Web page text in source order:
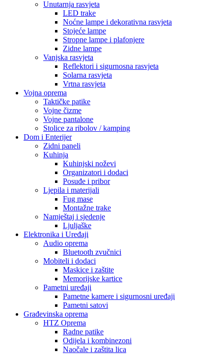
Unutarnja rasvjeta
LED trake
Noćne lampe i dekorativna rasvjeta
Stojeće lampe
Stropne lampe i plafonjere
Zidne lampe
Vanjska rasvjeta
Reflektori i sigurnosna rasvjeta
Solarna rasvjeta
Vrtna rasvjeta
Vojna oprema
Taktičke patike
Vojne čizme
Vojne pantalone
Stolice za ribolov / kamping
Dom i Enterijer
Zidni paneli
Kuhinja
Kuhinjski noževi
Organizatori i dodaci
Posuđe i pribor
Ljepila i materijali
Fug mase
Montažne trake
Namještaj i sjedenje
Ljuljaške
Elektronika i Uređaji
Audio oprema
Bluetooth zvučnici
Mobiteli i dodaci
Maskice i zaštite
Memorijske kartice
Pametni uređaji
Pametne kamere i sigurnosni uređaji
Pametni satovi
Građevinska oprema
HTZ Oprema
Radne patike
Odijela i kombinezoni
Naočale i zaštita lica